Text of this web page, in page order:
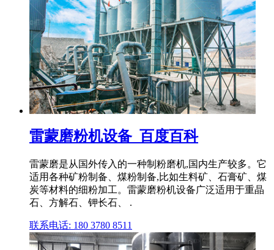
雷蒙磨粉机设备_百度百科
雷蒙磨是从国外传入的一种制粉磨机,国内生产较多。它
适用各种矿粉制备、煤粉制备,比如生料矿、石膏矿、煤
炭等材料的细粉加工。雷蒙磨粉机设备广泛适用于重晶
石、方解石、钾长石、 .
联系电话: 180 3780 8511